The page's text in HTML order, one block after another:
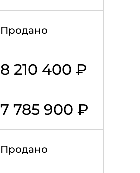
Продано
8 210 400 ₽
7 785 900 ₽
Продано